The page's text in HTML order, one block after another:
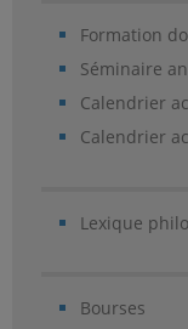
Formation
Séminaire
Calendrier
Calendrier
Lexique
Bourses